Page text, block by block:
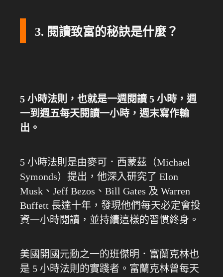
3. 閱讀致富的秘訣是什麼？
5 小時法則，也就是一週閱讀 5 小時，週
一到週五每天閱讀一小時，週末寫作輸
出。
5 小時法則是由麥可．西蒙茲（Michael
Symonds）提出，他深入研究了 Elon
Musk、Jeff Bezos、Bill Gates 及 Warren
Buffett 長達十年，發現他們每天必定會投
資一小時閱讀，並持續這樣的習慣終身。
美國開國元勳之一的班傑明．富蘭克林也
是 5 小時法則的實踐者。富蘭克林曾每天